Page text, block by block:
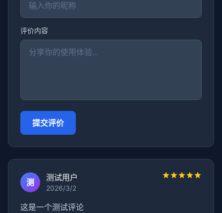
评价内容
提交评价
测 测试用户
2026/3/2
这是一个测试评论